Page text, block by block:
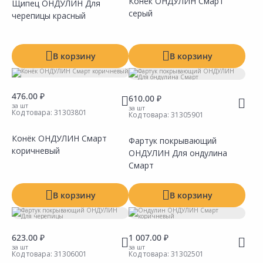
Щипец ОНДУЛИН Для
черепицы красный
В корзину
серый
В корзину
476.00 ₽
за шт
Код товара: 31303801
Конёк ОНДУЛИН Смарт
коричневый
В корзину
610.00 ₽
за шт
Код товара: 31305901
Фартук покрывающий
ОНДУЛИН Для ондулина
Смарт
В корзину
623.00 ₽
за шт
Код товара: 31306001
1 007.00 ₽
за шт
Код товара: 31302501